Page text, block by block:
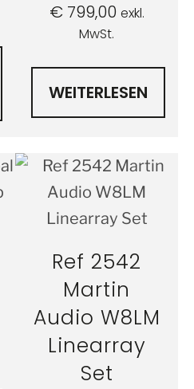
€799,00 exkl.
MwSt.
WEITERLESEN
Ref 2542
Martin
Audio W8LM
Linearray
Set